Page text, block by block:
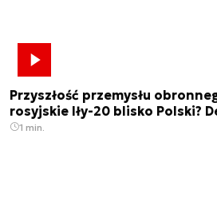
Przyszłość przemysłu
rosyjskie Iły-20 blisko Polski?
1 min.